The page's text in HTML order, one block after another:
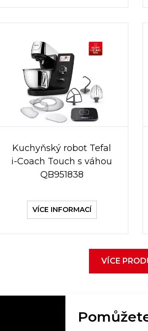
Kuchyňský robot Tefal
i-Coach Touch s váhou
QB951838
VÍCE INFORMACÍ
VÍCE